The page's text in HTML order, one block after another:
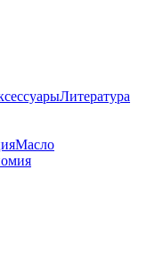
Литература
Масло